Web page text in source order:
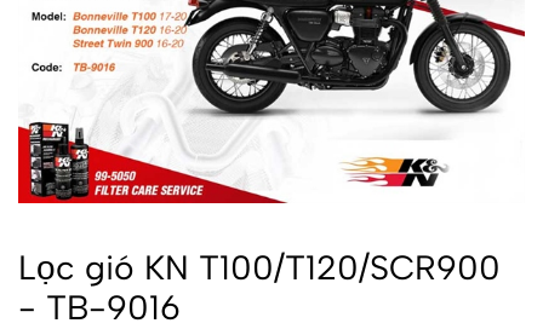
Lọc gió KN T100/T120/SCR900
- TB-9016